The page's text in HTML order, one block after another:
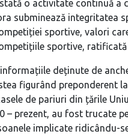
o activitate continuă a
subminează integritatea
sportive, valori
sportive, ratificată
deținute de
figurând preponderent
de pariuri din țările
– prezent, au fost trucate
implicate ridicându-